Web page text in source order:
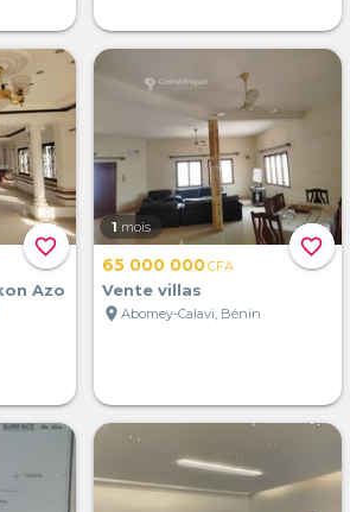
favorite_border
Azo
favorite_border
1 mois
65 000 000CFA
Vente villas
location_on Abomey-Calavi, Bénin